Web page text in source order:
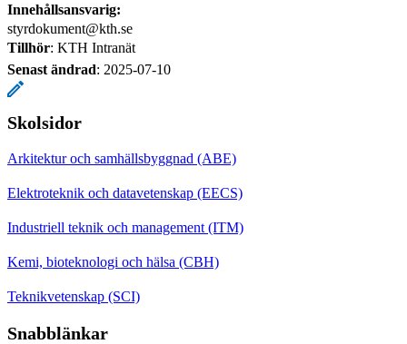
Innehållsansvarig:
styrdokument@kth.se
Tillhör: KTH Intranät
Senast ändrad: 2025-07-10
Skolsidor
Arkitektur och samhällsbyggnad (ABE)
Elektroteknik och datavetenskap (EECS)
Industriell teknik och management (ITM)
Kemi, bioteknologi och hälsa (CBH)
Teknikvetenskap (SCI)
Snabblänkar